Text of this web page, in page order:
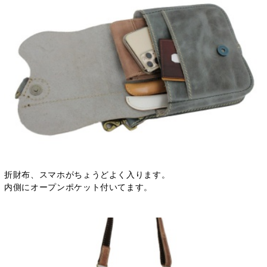
折財布、スマホがちょうどよく入ります。
内側にオープンポケット付いてます。